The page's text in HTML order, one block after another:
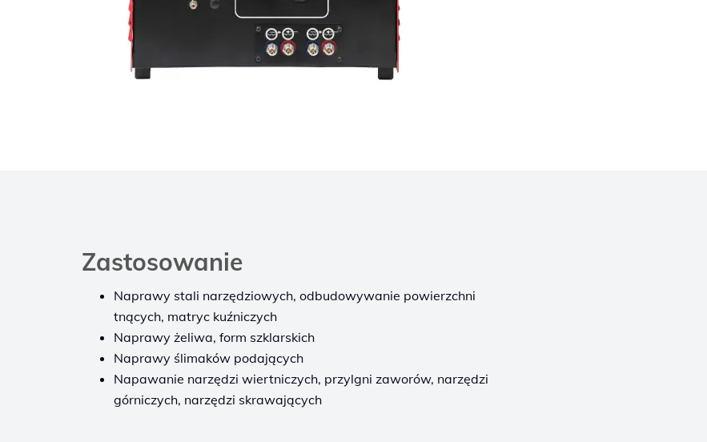
Zastosowanie
Naprawy stali narzędziowych, odbudowywanie powierzchni
tnących, matryc kuźniczych
Naprawy żeliwa, form szklarskich
Naprawy ślimaków podających
Napawanie narzędzi wiertniczych, przylgni zaworów, narzędzi
górniczych, narzędzi skrawających